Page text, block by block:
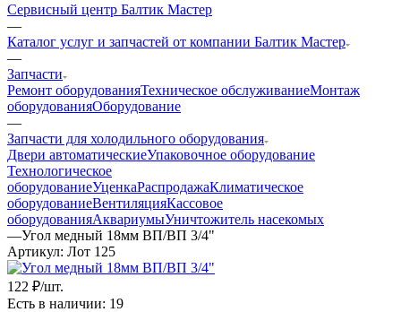
Сервисный центр Балтик Мастер
—
Каталог услуг и запчастей от компании Балтик Мастер
—
Запчасти
Ремонт оборудованияТехническое обслуживаниеМонтаж
оборудованияОборудование
—
Запчасти для холодильного оборудования
Двери автоматическиеУпаковочное оборудование
Технологическое
оборудованиеУценкаРаспродажаКлиматическое
оборудованиеВентиляцияКассовое
оборудованияАквариумыУничтожитель насекомых
—Угол медный 18мм ВП/ВП 3/4"
Артикул: Лот 125
122 ₽/шт.
Есть в наличии: 19